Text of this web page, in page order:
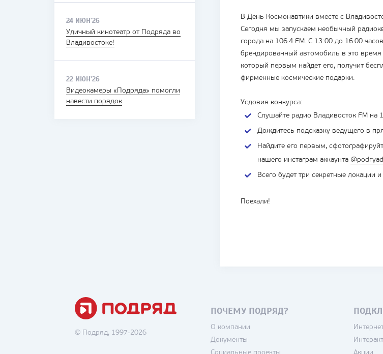
24 ИЮН'26
Уличный кинотеатр от Подряда во
Владивостоке!
22 ИЮН'26
Видеокамеры «Подряда» помогли
навести порядок
В День Космонавтики вместе с
Сегодня мы запускаем необычный
города на 106.4 FM. С 13:00 до 16.00
брендированный автомобиль в это
который первым найдет его, получит
фирменные космические подарки.
Условия конкурса:
Слушайте радио Владивосток FM на
Дождитесь подсказку ведущего в
Найдите его первым,
нашего инстаграм аккаунта
Всего будет три секретные
Поехали!
© Подряд, 1997-2026
ПОЧЕМУ ПОДРЯД?
О компании
Документы